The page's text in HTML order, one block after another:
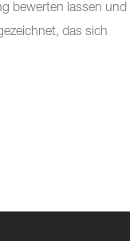
bewerten lassen und
das sich